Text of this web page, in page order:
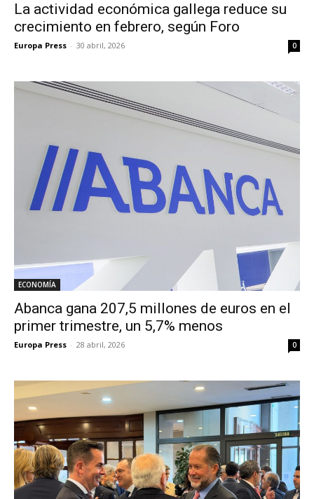
La actividad económica gallega reduce su
crecimiento en febrero, según Foro
Europa Press - 30 abril, 2026 0
ECONOMÍA
Abanca gana 207,5 millones de euros en el
primer trimestre, un 5,7% menos
Europa Press - 28 abril, 2026 0